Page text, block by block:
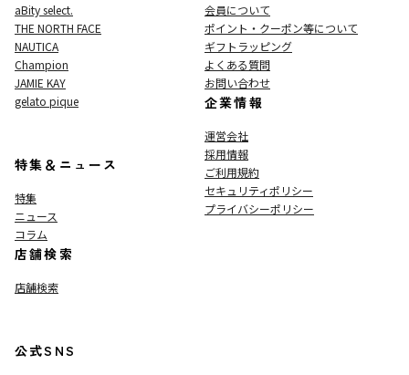
aBity select.
THE NORTH FACE
NAUTICA
Champion
JAMIE KAY
gelato pique
特集＆ニュース
特集
ニュース
コラム
店舗検索
店舗検索
会員について
ポイント・クーポン等について
ギフトラッピング
よくある質問
お問い合わせ
企業情報
運営会社
採用情報
ご利用規約
セキュリティポリシー
プライバシーポリシー
公式SNS